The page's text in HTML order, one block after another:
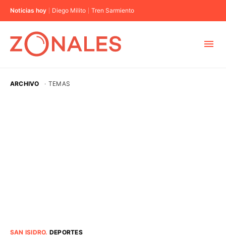
Noticias hoy Diego Milito Tren Sarmiento
ARCHIVO · TEMAS
SAN ISIDRO. DEPORTES